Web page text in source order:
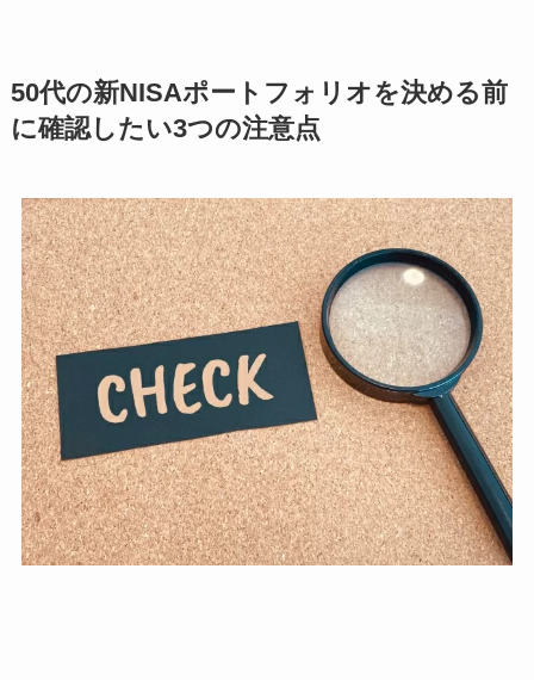
50代の新NISAポートフォリオを決める前
に確認したい3つの注意点